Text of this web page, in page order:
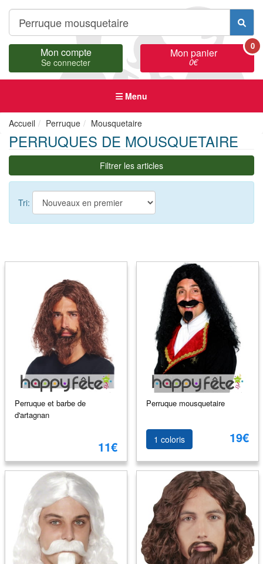
Mon compte
Se connecter
Mon panier
0€
0
Menu
Accueil Perruque Mousquetaire
PERRUQUES DE MOUSQUETAIRE
Filtrer les articles
Tri:
Perruque et barbe de
d'artagnan
11€
Perruque mousquetaire
1 coloris 19€